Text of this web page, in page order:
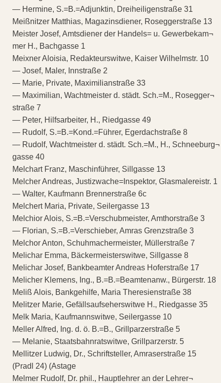
— Hermine, S.=B.=Adjunktin, Dreiheiligenstraße 31
Meißnitzer Matthias, Magazinsdiener, Roseggerstraße 13
Meister Josef, Amtsdiener der Handels= u. Gewerbekam¬
mer H., Bachgasse 1
Meixner Aloisia, Redakteurswitwe, Kaiser Wilhelmstr. 10
— Josef, Maler, Innstraße 2
— Marie, Private, Maximilianstraße 33
— Maximilian, Wachtmeister d. städt. Sch.=M., Rosegger¬
straße 7
— Peter, Hilfsarbeiter, H., Riedgasse 49
— Rudolf, S.=B.=Kond.=Führer, Egerdachstraße 8
— Rudolf, Wachtmeister d. städt. Sch.=M., H., Schneeburg¬
gasse 40
Melchart Franz, Maschinführer, Sillgasse 13
Melcher Andreas, Justizwache=Inspektor, Glasmalereistr. 1
— Walter, Kaufmann Brennerstraße 6c
Melchert Maria, Private, Seilergasse 13
Melchior Alois, S.=B.=Verschubmeister, Amthorstraße 3
— Florian, S.=B.=Verschieber, Amras Grenzstraße 3
Melchor Anton, Schuhmachermeister, Müllerstraße 7
Melichar Emma, Bäckermeisterswitwe, Sillgasse 8
Melichar Josef, Bankbeamter Andreas Hoferstraße 17
Melicher Klemens, Ing., B.=B.=Beamtenanw., Bürgerstr. 18
Meliß Alois, Bankgehilfe, Maria Theresienstraße 38
Melitzer Marie, Gefällsaufseherswitwe H., Riedgasse 35
Melk Maria, Kaufmannswitwe, Seilergasse 10
Meller Alfred, Ing. d. ö. B.=B., Grillparzerstraße 5
— Melanie, Staatsbahnratswitwe, Grillparzerstr. 5
Mellitzer Ludwig, Dr., Schriftsteller, Amraserstraße 15
(Pradl 24) (Astage
Melmer Rudolf, Dr. phil., Hauptlehrer an der Lehrer¬